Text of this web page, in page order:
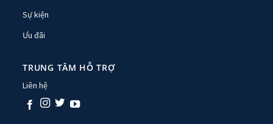
Sự kiện
Ưu đãi
TRUNG TÂM HỖ TRỢ
Liên hệ